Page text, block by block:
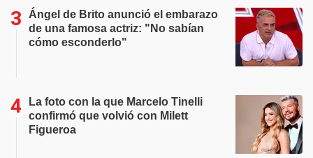
Ángel de Brito anunció el embarazo
de una famosa actriz: "No sabían
cómo esconderlo"
La foto con la que Marcelo Tinelli
confirmó que volvió con Milett
Figueroa